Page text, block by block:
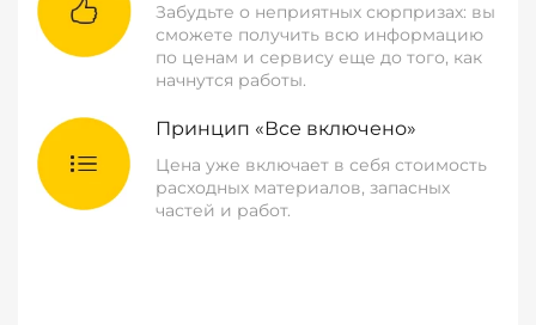
Забудьте о неприятных сюрпризах: вы
сможете получить всю информацию
по ценам и сервису еще до того, как
начнутся работы.
Принцип «Все включено»
Цена уже включает в себя стоимость
расходных материалов, запасных
частей и работ.